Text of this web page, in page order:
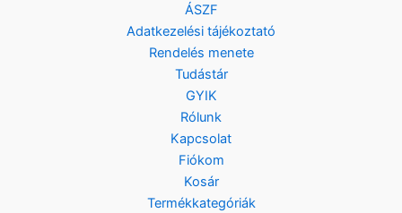
ÁSZF
Adatkezelési tájékoztató
Rendelés menete
Tudástár
GYIK
Rólunk
Kapcsolat
Fiókom
Kosár
Termékkategóriák